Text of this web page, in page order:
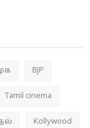
BJP
Tamil cinema
Kollywood